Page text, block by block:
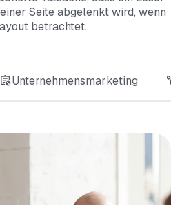
Seite abgelenkt wird, wenn
betrachtet.
Unternehmensmarketing